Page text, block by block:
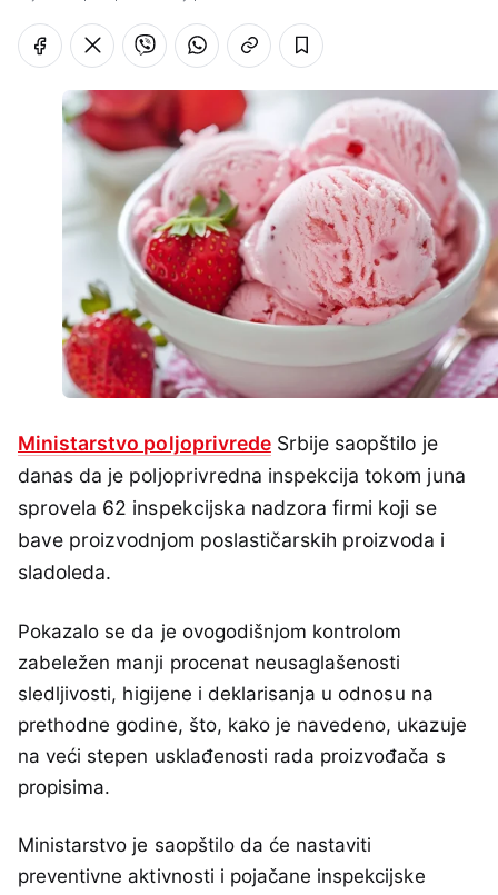
Ministarstvo poljoprivredeSrbije saopštilo je
danas da je poljoprivredna inspekcija tokom juna
sprovela 62 inspekcijska nadzora firmi koji se
bave proizvodnjom poslastičarskih proizvoda i
sladoleda.
Pokazalo se da je ovogodišnjom kontrolom
zabeležen manji procenat neusaglašenosti
sledljivosti, higijene i deklarisanja u odnosu na
prethodne godine, što, kako je navedeno, ukazuje
na veći stepen usklađenosti rada proizvođača s
propisima.
Ministarstvo je saopštilo da će nastaviti
preventivne aktivnosti i pojačane inspekcijske